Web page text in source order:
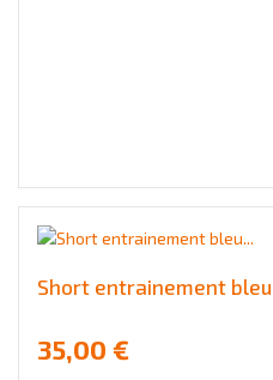
Short entrainement
35,00 €